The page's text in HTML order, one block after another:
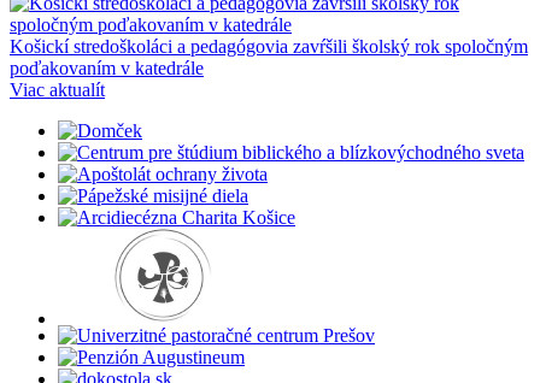
Košickí stredoškoláci a pedagógovia zavŕšili školský rok spoločným
poďakovaním v katedrále
Viac aktualít